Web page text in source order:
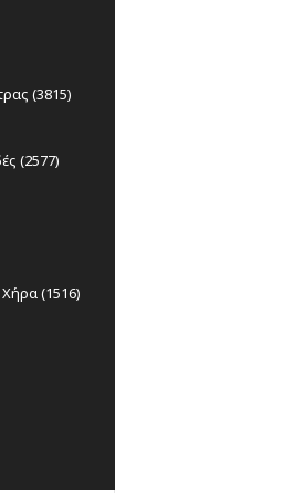
(3815)
(2577)
(1516)